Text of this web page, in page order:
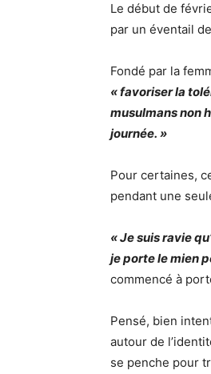
Le début de
par un éventail
Fondé par la
« favoriser la
musulmans non
journée. »
Pour certaines,
pendant une
« Je suis ravie
je porte le mien
commencé à
Pensé, bien
autour de
se penche pour